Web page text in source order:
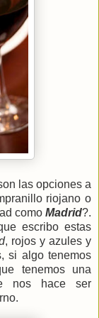
las opciones a
riojano o
como Madrid?.
escribo estas
, rojos y azules y
si algo tenemos
tenemos una
nos hace ser